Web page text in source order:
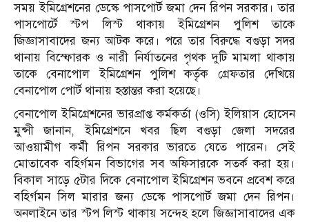
সময় ইমিগ্রেশনের ডেস্কে পাসপোর্ট জমা দেন রিপন সরকার। তার
পাসপোর্টে স্টপ লিস্ট থাকায় ইমিগ্রেশন পুলিশ তাকে
জিজ্ঞাসাবাদের জন্য আটক করে। পরে তার বিরুদ্ধে বগুড়া সদর
থানায় বিস্ফোরক ও নারী নির্যাতনের পৃথক দুটি মামলা থাকায়
তাকে বেনাপোল ইমিগ্রেশন পুলিশ কর্তৃক গ্রেফতার দেখিয়ে
বেনাপোল পোর্ট থানায় হস্তান্তর করা হয়েছে।
বেনাপোল ইমিগ্রেশনের ভারপ্রাপ্ত কর্মকর্তা (ওসি) ইলিয়াস হোসেন
মুন্সী জানান, ইমিগ্রেশনে খবর ছিল বগুড়া জেলা সদরের
আওয়ামীগ কর্মী রিপন সরকার ভারতে যেতে পারেন। সেই
মোতাবেক বহির্গমন বিভাগের সব অফিসারকে সতর্ক করা হয়।
বিকাল সাড়ে ৫টার দিকে বেনাপোল ইমিগ্রেশন ভবনে প্রবেশ করে
বহির্গমন সিল মারার জন্য ডেস্কে পাসপোর্ট জমা দেন রিপন।
অনলাইনে তার স্টপ লিস্ট থাকায় সন্দেহ হলে জিজ্ঞাসাবাদের এক